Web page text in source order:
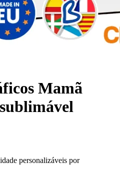
Mamã
personalizáveis por